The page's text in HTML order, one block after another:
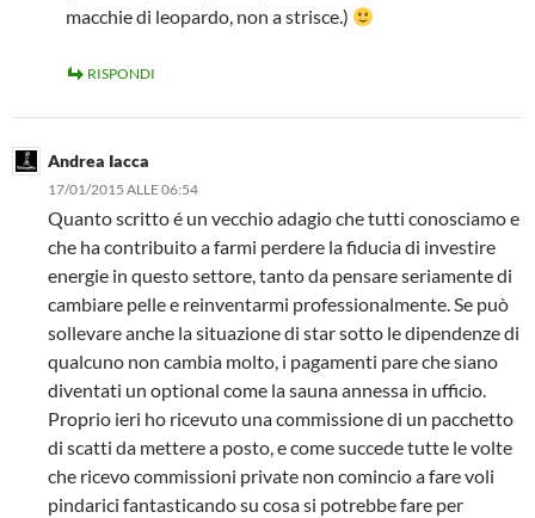
macchie di leopardo, non a strisce.)
RISPONDI
Andrea Iacca
17/01/2015 ALLE 06:54
Quanto scritto é un vecchio adagio che tutti conosciamo e
che ha contribuito a farmi perdere la fiducia di investire
energie in questo settore, tanto da pensare seriamente di
cambiare pelle e reinventarmi professionalmente. Se può
sollevare anche la situazione di star sotto le dipendenze di
qualcuno non cambia molto, i pagamenti pare che siano
diventati un optional come la sauna annessa in ufficio.
Proprio ieri ho ricevuto una commissione di un pacchetto
di scatti da mettere a posto, e come succede tutte le volte
che ricevo commissioni private non comincio a fare voli
pindarici fantasticando su cosa si potrebbe fare per